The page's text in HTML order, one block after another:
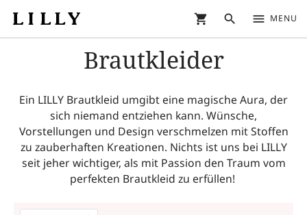
shopping_cart search menu MENU
Brautkleider
Ein LILLY Brautkleid umgibt eine magische Aura, der
sich niemand entziehen kann. Wünsche,
Vorstellungen und Design verschmelzen mit Stoffen
zu zauberhaften Kreationen. Nichts ist uns bei LILLY
seit jeher wichtiger, als mit Passion den Traum vom
perfekten Brautkleid zu erfüllen!